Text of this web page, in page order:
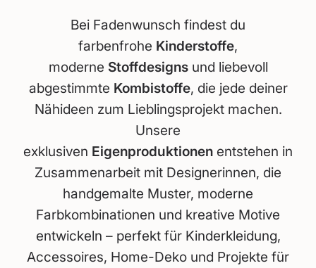
Bei Fadenwunsch findest du
farbenfrohe Kinderstoffe,
moderne Stoffdesignsund liebevoll
abgestimmte Kombistoffe, die jede deiner
Nähideen zum Lieblingsprojekt machen.
Unsere
exklusiven Eigenproduktionen entstehen in
Zusammenarbeit mit Designerinnen, die
handgemalte Muster, moderne
Farbkombinationen und kreative Motive
entwickeln – perfekt für Kinderkleidung,
Accessoires, Home-Deko und Projekte für